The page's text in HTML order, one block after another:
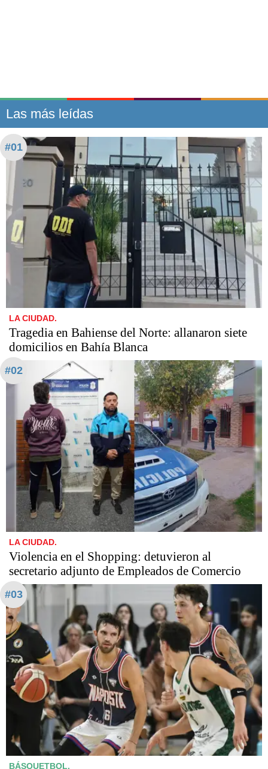
Las más leídas
#01
LA CIUDAD.
Tragedia en Bahiense del Norte: allanaron siete
domicilios en Bahía Blanca
#02
LA CIUDAD.
Violencia en el Shopping: detuvieron al
secretario adjunto de Empleados de Comercio
#03
BÁSQUETBOL.